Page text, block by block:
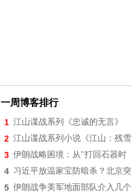
一周博客排行
1 江山谍战系列《忠诚的无言》
2 江山谍战系列小说《江山：残雪
3 伊朗战略困境：从"打回石器时
4 习近平放温家宝防暗杀？北京突
5 伊朗战争美军地面部队介入几个